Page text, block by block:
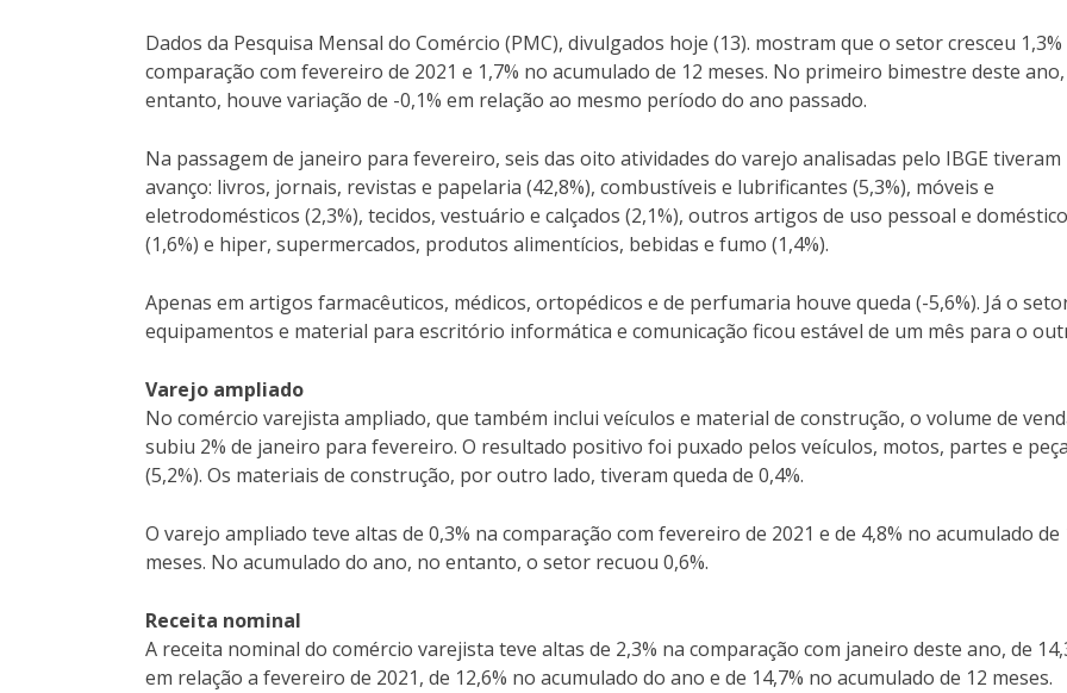
Dados da Pesquisa Mensal do Comércio (PMC), divulgados hoje (13). mostram que o setor cresceu
comparação com fevereiro de 2021 e 1,7% no acumulado de 12 meses. No primeiro bimestre deste
entanto, houve variação de -0,1% em relação ao mesmo período do ano passado.
Na passagem de janeiro para fevereiro, seis das oito atividades do varejo analisadas pelo IBGE tiveram
avanço: livros, jornais, revistas e papelaria (42,8%), combustíveis e lubrificantes (5,3%), móveis e
eletrodomésticos (2,3%), tecidos, vestuário e calçados (2,1%), outros artigos de uso pessoal e doméstico
(1,6%) e hiper, supermercados, produtos alimentícios, bebidas e fumo (1,4%).
Apenas em artigos farmacêuticos, médicos, ortopédicos e de perfumaria houve queda (-5,6%). Já o
equipamentos e material para escritório informática e comunicação ficou estável de um mês para o
Varejo ampliado
No comércio varejista ampliado, que também inclui veículos e material de construção, o volume de
subiu 2% de janeiro para fevereiro. O resultado positivo foi puxado pelos veículos, motos, partes e
(5,2%). Os materiais de construção, por outro lado, tiveram queda de 0,4%.
O varejo ampliado teve altas de 0,3% na comparação com fevereiro de 2021 e de 4,8% no acumulado de
meses. No acumulado do ano, no entanto, o setor recuou 0,6%.
Receita nominal
A receita nominal do comércio varejista teve altas de 2,3% na comparação com janeiro deste ano, de
em relação a fevereiro de 2021, de 12,6% no acumulado do ano e de 14,7% no acumulado de 12 meses.